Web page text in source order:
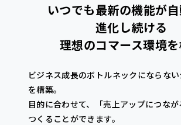
いつでも最新の機能が
進化し続ける
理想のコマース環境
ビジネス成長のボトルネックにならな
を構築。
目的に合わせて、「売上アップにつな
つくることができます。